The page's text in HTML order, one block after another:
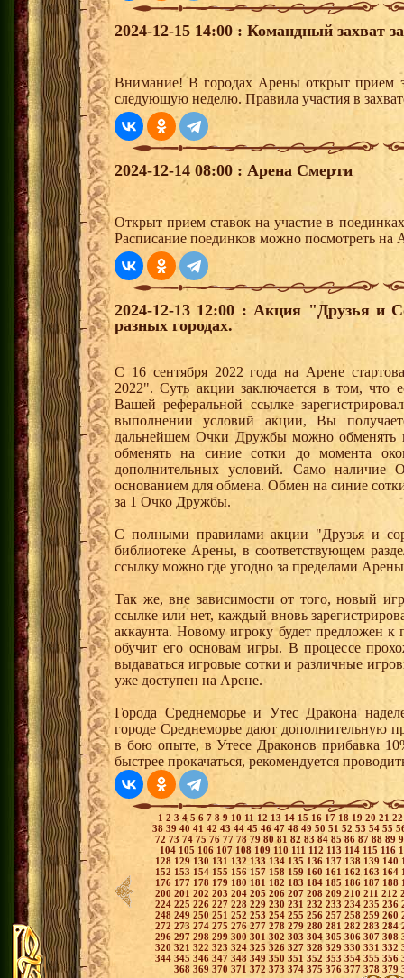
2024-12-15 14:00 : Командный захват
Внимание! В городах Арены открыт прием
следующую неделю. Правила участия в
2024-12-14 08:00 : Арена Смерти
Открыт прием ставок на участие в
Расписание поединков можно посмотреть на
2024-12-13 12:00 : Акция "Друзья и
разных городах.
С 16 сентября 2022 года на Арене
2022". Суть акции заключается в том, что
Вашей реферальной ссылке
выполнении условий акции, Вы
дальнейшем Очки Дружбы можно
обменять на синие сотки до момента
дополнительных условий. Само наличие
основанием для обмена. Обмен на синие
за 1 Очко Дружбы.
С полными правилами акции "Друзья и
библиотеке Арены, в соответствующем
ссылку можно где угодно за пределами
Так же, вне зависимости от того, новый
ссылке или нет, каждый вновь
аккаунта. Новому игроку будет предложен
обучит его основам игры. В процессе
выдаваться игровые сотки и различные
уже доступен на Арене.
Города Среднеморье и Утес Дракона
городе Среднеморье дают дополнительную
в бою опыте, в Утесе Драконов прибавка
быстрее прокачаться, рекомендуется
1 2 3 4 5 6 7 8 9 10 11 12 13 14 15 16 17 18 19 20 21
38 39 40 41 42 43 44 45 46 47 48 49 50 51 52 53 54 55
72 73 74 75 76 77 78 79 80 81 82 83 84 85 86 87 88 89
104 105 106 107 108 109 110 111 112 113 114 115 116
128 129 130 131 132 133 134 135 136 137 138 139 140
152 153 154 155 156 157 158 159 160 161 162 163 164
176 177 178 179 180 181 182 183 184 185 186 187 188
200 201 202 203 204 205 206 207 208 209 210 211 212
224 225 226 227 228 229 230 231 232 233 234 235 236
248 249 250 251 252 253 254 255 256 257 258 259 260
272 273 274 275 276 277 278 279 280 281 282 283 284
296 297 298 299 300 301 302 303 304 305 306 307 308
320 321 322 323 324 325 326 327 328 329 330 331 332
344 345 346 347 348 349 350 351 352 353 354 355 356
368 369 370 371 372 373 374 375 376 377 378 379